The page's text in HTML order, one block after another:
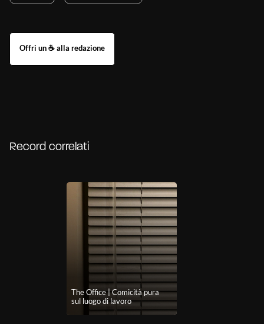
Record correlati
The Office | Comicità pura
sul luogo di lavoro